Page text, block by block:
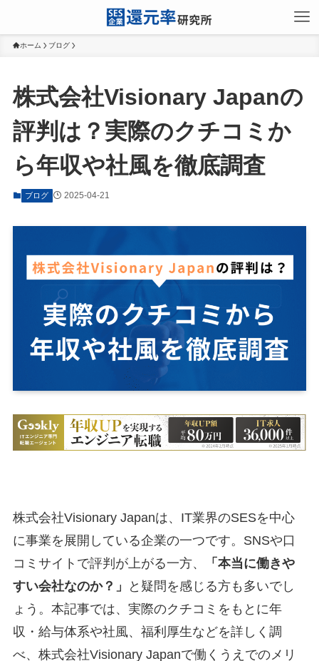
ホーム ブログ
株式会社Visionary Japanの
評判は？実際のクチコミか
ら年収や社風を徹底調査
ブログ 2025-04-21
株式会社Visionary Japanは、IT業界のSESを中心
に事業を展開している企業の一つです。SNSや口
コミサイトで評判が上がる一方、
「本当に働きや
すい会社なのか？」
と疑問を感じる方も多いでし
ょう。本記事では、実際のクチコミをもとに年
収・給与体系や社風、福利厚生などを詳しく調
べ、株式会社Visionary Japanで働くうえでのメリ